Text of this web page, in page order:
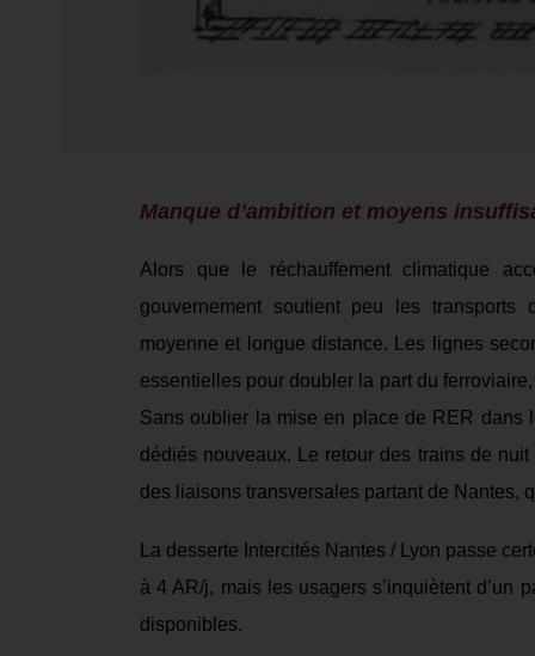
Manque d’ambition et moyens
Alors que le réchauffement climatique
gouvernement soutient peu es transports
moyenne et longue distance.
Les lignes
essentielles pour doubler la part du
Sans oublier l a mise en place de RER dans
dédiés nouveaux.
Le retour des trains de
des liaisons transversales partant de Nantes,
a desserte Intercités Nantes / Lyon passe
à 4 AR/j, mais les usagers s’inquiètent d’un
disponibles.